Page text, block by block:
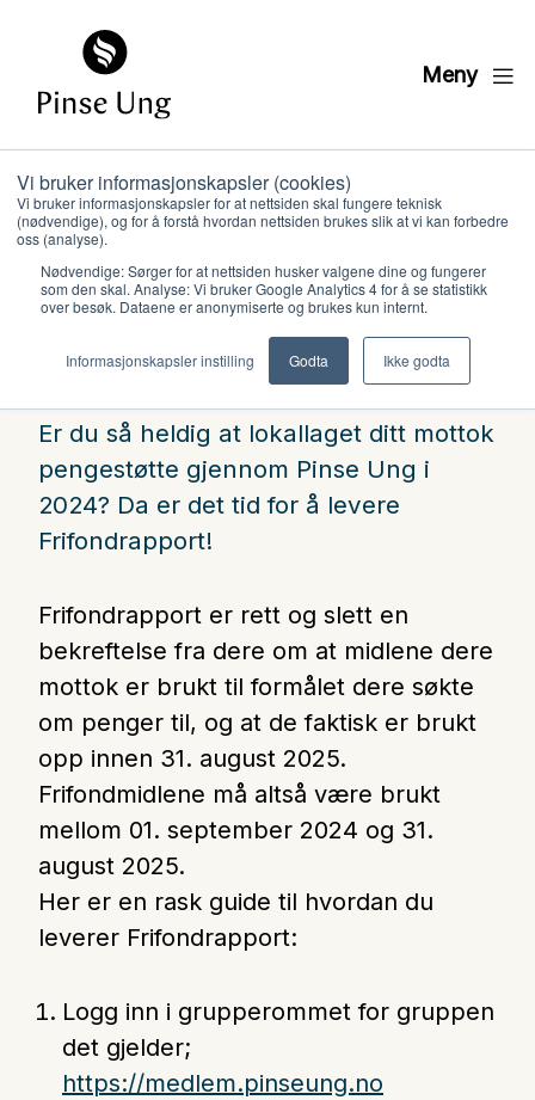
Vi bruker informasjonskapsler (cookies)
Vi bruker informasjonskapsler for at nettsiden skal fungere teknisk
(nødvendige), og for å forstå hvordan nettsiden brukes slik at vi kan forbedre
oss (analyse).
Nødvendige: Sørger for at nettsiden husker valgene dine og fungerer
som den skal. Analyse: Vi bruker Google Analytics 4 for å se statistikk
over besøk. Dataene er anonymiserte og brukes kun internt.
Informasjonskapsler instilling Godta Ikke godta
Meny
Frifondrapport – hva
gjør jeg?
Er du så heldig at lokallaget ditt mottok
pengestøtte gjennom Pinse Ung i
2024? Da er det tid for å levere
Frifondrapport!
Frifondrapport er rett og slett en
bekreftelse fra dere om at midlene dere
mottok er brukt til formålet dere søkte
om penger til, og at de faktisk er brukt
opp innen 31. august 2025.
Frifondmidlene må altså være brukt
mellom 01. september 2024 og 31.
august 2025.
Her er en rask guide til hvordan du
leverer Frifondrapport:
Logg inn i grupperommet for gruppen
det gjelder;
https://medlem.pinseung.no
Hva vi gjør
Ressurser
Kontakt oss
Medlemssystem
Min konto